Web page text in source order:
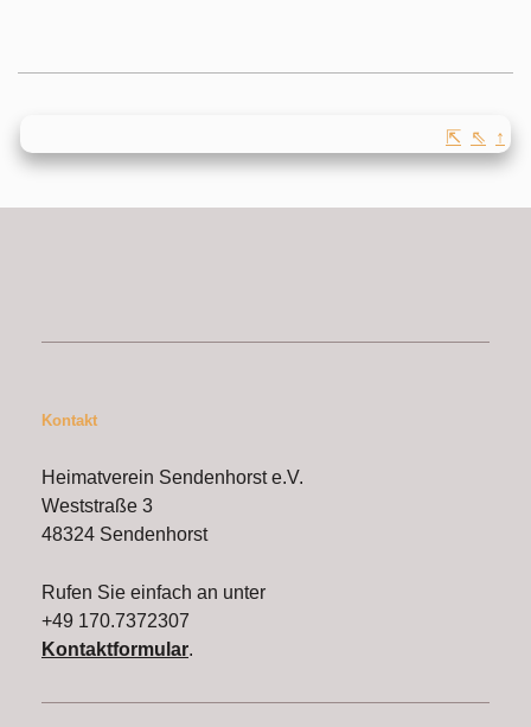
⇱ ⇖ ↑
Kontakt
Heimatverein Sendenhorst e.V.
Weststraße 3
48324 Sendenhorst
Rufen Sie einfach an unter
+49 170.7372307
Kontaktformular.